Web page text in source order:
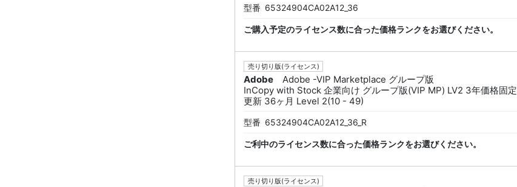
型番 65324904CA02A12_36
ご購入予定のライセンス数に合った価格ランクをお選びください。
売り切り版(ライセンス)
Adobe
Adobe -VIP Marketplace グループ版
InCopy with Stock 企業向け グループ版(VIP MP) LV2 3年価格固定
更新 36ヶ月 Level 2(10 - 49)
型番 65324904CA02A12_36_R
ご利中のライセンス数に合った価格ランクをお選びください。
売り切り版(ライセンス)